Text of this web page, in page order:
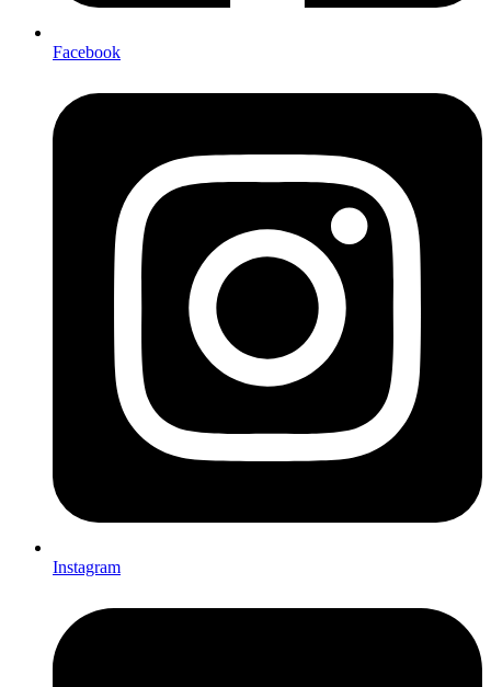
Facebook
Instagram